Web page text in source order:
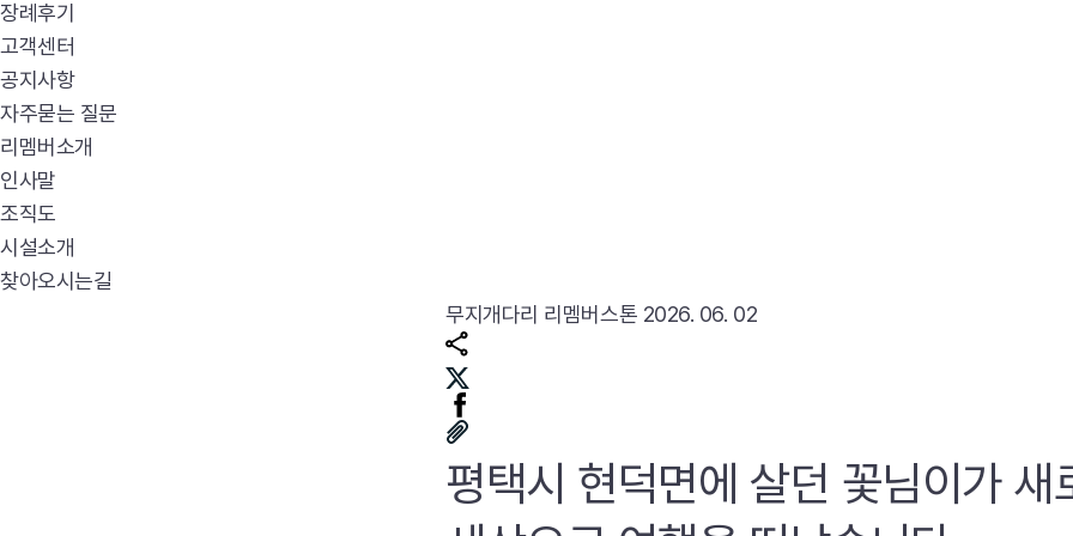
장례후기
고객센터
공지사항
자주묻는 질문
리멤버소개
인사말
조직도
시설소개
찾아오시는길
무지개다리 리멤버스톤 2026. 06. 02
평택시 현덕면에 살던 꽃님이가 새